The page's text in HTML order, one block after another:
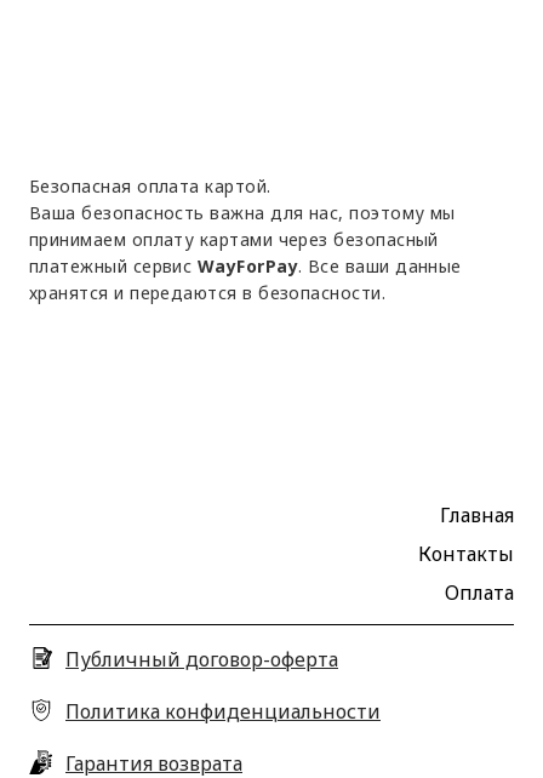
Безопасная оплата картой.
Ваша безопасность важна для нас, поэтому мы
принимаем оплату картами через безопасный
платежный сервис WayForPay. Все ваши данные
хранятся и передаются в безопасности.
Главная
Контакты
Оплата
Публичный договор-оферта
Политика конфиденциальности
Гарантия возврата